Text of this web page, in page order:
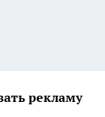
рекламу